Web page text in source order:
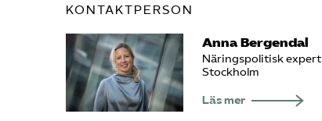
KONTAKTPERSON
Anna Bergendal
Näringspolitisk expert
Stockholm
Läs mer